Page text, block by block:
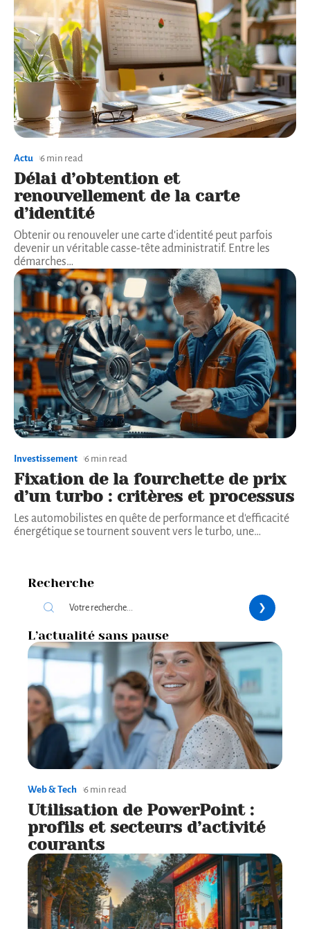
Actu 6 min read
Délai d’obtention et
renouvellement de la carte
d’identité
Obtenir ou renouveler une carte d'identité peut parfois
devenir un véritable casse-tête administratif. Entre les
démarches…
Investissement 6 min read
Fixation de la fourchette de prix
d’un turbo : critères et processus
Les automobilistes en quête de performance et d'efficacité
énergétique se tournent souvent vers le turbo, une…
Recherche
L’actualité sans pause
Web & Tech 6 min read
Utilisation de PowerPoint :
profils et secteurs d’activité
courants